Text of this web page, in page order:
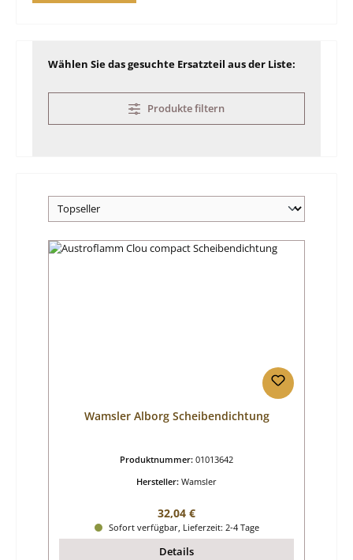
Wählen Sie das gesuchte Ersatzteil aus der Liste:
Produkte filtern
Wamsler Alborg Scheibendichtung
Produktnummer: 01013642
Hersteller: Wamsler
Regulärer Preis:
32,04 €
Sofort verfügbar, Lieferzeit: 2-4 Tage
Details